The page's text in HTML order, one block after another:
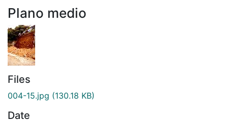
Plano medio
Files
004-15.jpg (130.18 KB)
Date